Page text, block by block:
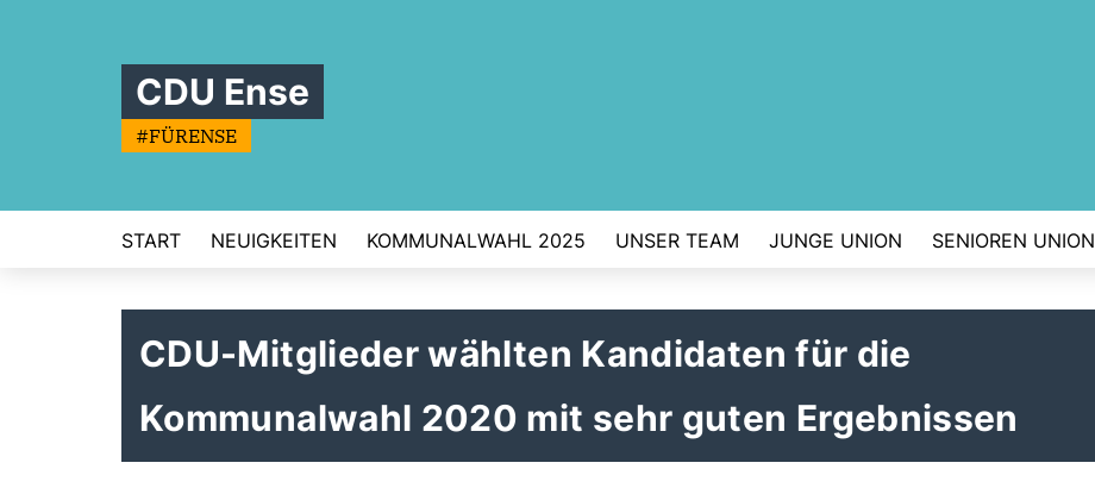
CDU Ense
#FÜRENSE
START NEUIGKEITEN KOMMUNALWAHL 2025 UNSER TEAM JUNGE UNION SENIOREN UNION
CDU-Mitglieder wählten Kandidaten für die
Kommunalwahl 2020 mit sehr guten Ergebnissen